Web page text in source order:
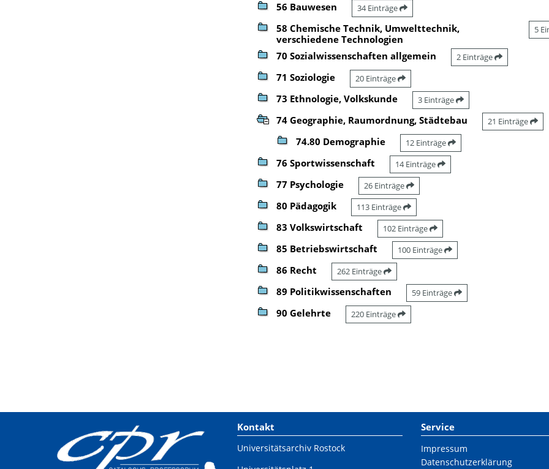
56 Bauwesen 34 Einträge
58 Chemische Technik, Umwelttechnik,
verschiedene Technologien
5
70 Sozialwissenschaften allgemein 2 Einträge
71 Soziologie 20 Einträge
73 Ethnologie, Volkskunde 3 Einträge
74 Geographie, Raumordnung, Städtebau 21 Einträge
74.80 Demographie 12 Einträge
76 Sportwissenschaft 14 Einträge
77 Psychologie 26 Einträge
80 Pädagogik 113 Einträge
83 Volkswirtschaft 102 Einträge
85 Betriebswirtschaft 100 Einträge
86 Recht 262 Einträge
89 Politikwissenschaften 59 Einträge
90 Gelehrte 220 Einträge
Kontakt
Universitätsarchiv Rostock
Service
Impressum
Datenschutzerklärung